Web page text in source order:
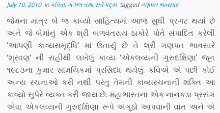
July 10, 2010inકવિતા, ગઝલ તથા સર્વ પદ્ય taggedગણપત ભાવસાર
જેમના માત્ર બે જ કાવ્યો સાહિત્યમાં આજ સુધી પ્રગટ થયાં છે
અને જે બેમાંનું એક શ્રી બળવંતરાય ઠાકોરે પોતે સંપાદિત કરેલી
‘આપણી કાવ્યસમૃદ્ધિ’ માં ઉતાર્યું છે તે શ્રી ગણપત ભાવસારે
‘શ્રવણ’ ની સહીથી લખેલું કાવ્ય ‘એકલવ્યની ગુરુદક્ષિણા’ જૂન
૧૯૮૩ના કુમાર સામયિકમાં પ્રસિધ્ધ થયેલું. કવિએ એ પછી કોઈ
અન્ય રચનાઓ કરી નથી પરંતુ તેમની કાવ્યરચનાની શક્તિ આ
કાવ્યો સુપેરે વ્યક્ત કરી જાય છે. મહાભારતના એક નાનકડા પ્રસંગ
એવા એકલવ્યની ગુરુદક્ષિણા રૂપે અંગૂઠો આપવાની વાત અને એ